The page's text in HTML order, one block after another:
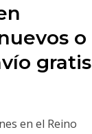
o
gratis
en el Reino